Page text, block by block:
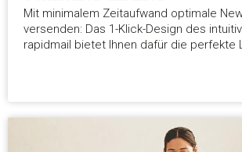
Mit minimalem Zeitaufwand optimale
versenden: Das 1-Klick-Design des
rapidmail bietet Ihnen dafür die perfekte